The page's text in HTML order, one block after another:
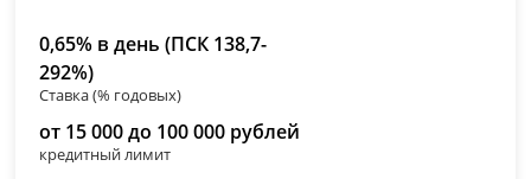
0,65% в день (ПСК 138,7-
292%)
Ставка (% годовых)
от 15 000 до 100 000 рублей
кредитный лимит